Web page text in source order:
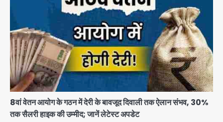
8वां वेतन आयोग के गठन में देरी के बावजूद दिवाली तक ऐलान संभव, 30%
तक सैलरी हाइक की उम्मीद; जानें लेटेस्ट अपडेट
4
Greater Noida: बाइक सवार को बचाते
समय निर्माणाधीन नाले में गिरी कार, ड्राइवर
बाल-बाल बचा
Avinash Kumar
5
Noida Cyber Crime: PM मोदी-
सीतारमण के AI डीपफेक वीडियो से नोएडा में
बुजुर्ग से 70 लाख की ठगी
jai hind janab